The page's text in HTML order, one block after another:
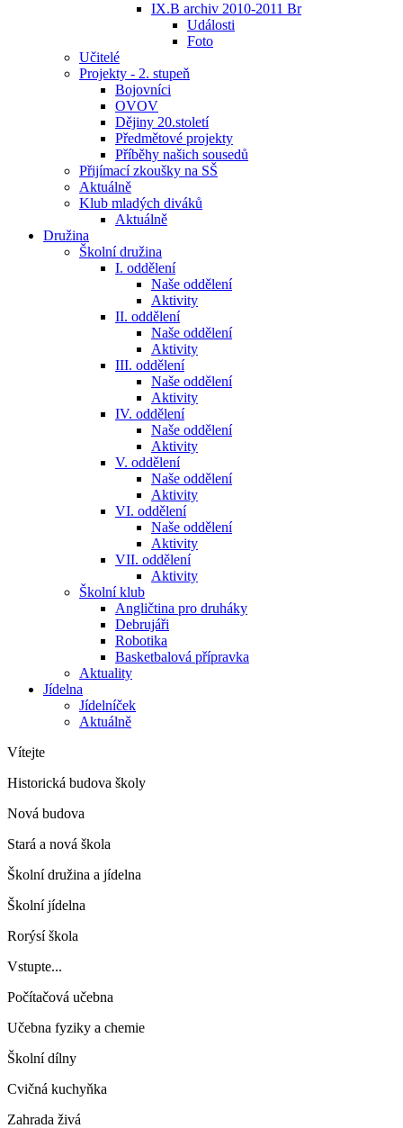
IX.B archiv 2010-2011 Br
Události
Foto
Učitelé
Projekty - 2. stupeň
Bojovníci
OVOV
Dějiny 20.století
Předmětové projekty
Příběhy našich sousedů
Přijímací zkoušky na SŠ
Aktuálně
Klub mladých diváků
Aktuálně
Družina
Školní družina
I. oddělení
Naše oddělení
Aktivity
II. oddělení
Naše oddělení
Aktivity
III. oddělení
Naše oddělení
Aktivity
IV. oddělení
Naše oddělení
Aktivity
V. oddělení
Naše oddělení
Aktivity
VI. oddělení
Naše oddělení
Aktivity
VII. oddělení
Aktivity
Školní klub
Angličtina pro druháky
Debrujáři
Robotika
Basketbalová přípravka
Aktuality
Jídelna
Jídelníček
Aktuálně
Vítejte
Historická budova školy
Nová budova
Stará a nová škola
Školní družina a jídelna
Školní jídelna
Rorýsí škola
Vstupte...
Počítačová učebna
Učebna fyziky a chemie
Školní dílny
Cvičná kuchyňka
Zahrada živá